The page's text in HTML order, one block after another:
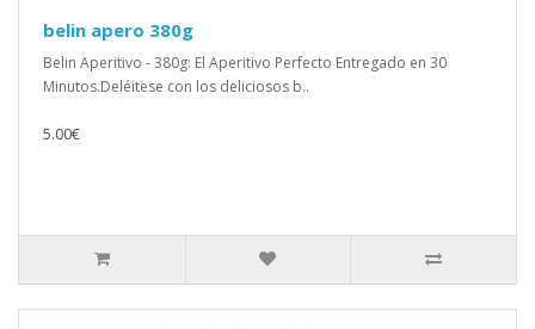
belin apero 380g
Belin Aperitivo - 380g: El Aperitivo Perfecto Entregado en 30
Minutos.Deléitese con los deliciosos b..
5.00€